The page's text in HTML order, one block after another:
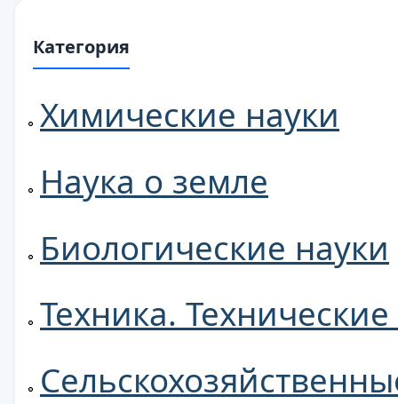
Категория
Химические науки
Наука о земле
Биологические науки
Техника.